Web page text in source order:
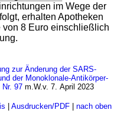
im Wege der
erhalten Apotheken
8 Euro einschließlich
zur Änderung der SARS-
der Monoklonale-Antikörper-
97 m.W.v. 7. April 2023
| Ausdrucken/PDF| nach oben